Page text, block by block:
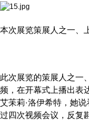
本次展览策展人之一、
此次展览的策展人之一
频，在开幕式上播出表
艾苿莉·洛伊希特，她
过四次视频会议，反复